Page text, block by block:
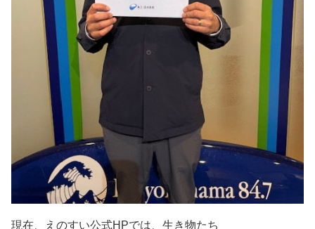
現在、えのすい公式HPでは、生き物たち